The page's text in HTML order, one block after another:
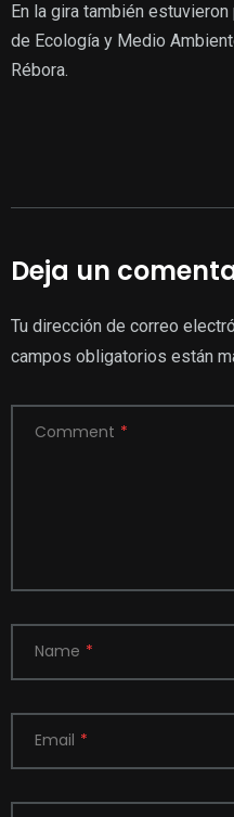
En la gira también
de Ecología y Medio
Rébora.
Deja un
Tu dirección de correo
campos obligatorios están
Comment *
Name *
Email *